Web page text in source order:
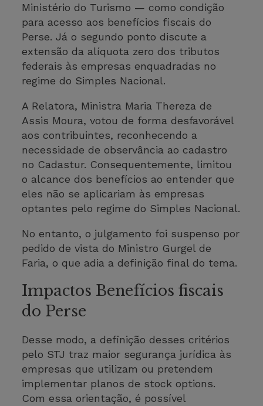
Ministério do Turismo — como condição
para acesso aos benefícios fiscais do
Perse. Já o segundo ponto discute a
extensão da alíquota zero dos tributos
federais às empresas enquadradas no
regime do Simples Nacional.
A Relatora, Ministra Maria Thereza de
Assis Moura, votou de forma desfavorável
aos contribuintes, reconhecendo a
necessidade de observância ao cadastro
no Cadastur. Consequentemente, limitou
o alcance dos benefícios ao entender que
eles não se aplicariam às empresas
optantes pelo regime do Simples Nacional.
No entanto, o julgamento foi suspenso por
pedido de vista do Ministro Gurgel de
Faria, o que adia a definição final do tema.
Impactos Benefícios fiscais
do Perse
Desse modo, a definição desses critérios
pelo STJ traz maior segurança jurídica às
empresas que utilizam ou pretendem
implementar planos de stock options.
Com essa orientação, é possível